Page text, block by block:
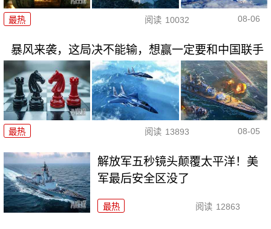
最热 阅读 10032 08-06
暴风来袭，这局决不能输，想赢一定要和中国联手
最热 阅读 13893 08-05
解放军五秒镜头颠覆太平洋！美
军最后安全区没了
最热 阅读 12863